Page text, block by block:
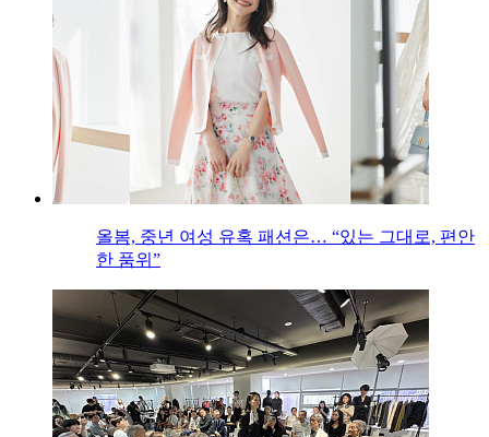
올봄, 중년 여성 유혹 패션은… “있는 그대로, 편안
한 품위”